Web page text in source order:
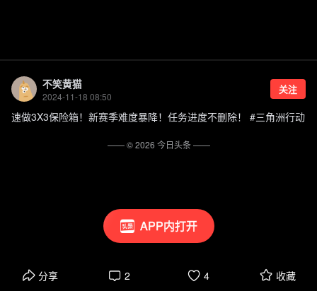
APP内打开
不笑黄猫
2024-11-18 08:50
关注
速做3X3保险箱！新赛季难度暴降！任务进度不删除！ #三角洲行动
分享 2 4 收藏
—— ©2026 今日头条——